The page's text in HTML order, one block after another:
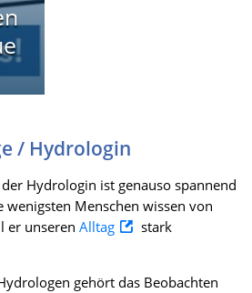
/ Hydrologin
Hydrologin ist genauso spannend
Menschen wissen von
er unseren Alltag
stark
gehört das Beobachten